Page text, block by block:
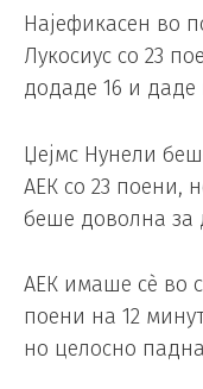
Најефикасен во
Лукосиус со 23
додаде 16 и даде
Џејмс Нунели
АЕК со 23 поени,
беше доволна за
АЕК имаше сè во
поени на 12
но целосно